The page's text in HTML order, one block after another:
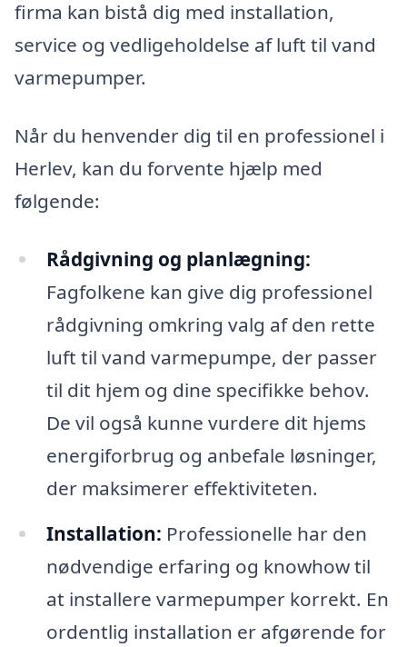
firma kan bistå dig med installation,
service og vedligeholdelse af luft til vand
varmepumper.
Når du henvender dig til en professionel i
Herlev, kan du forvente hjælp med
følgende:
Rådgivning og planlægning:
Fagfolkene kan give dig professionel
rådgivning omkring valg af den rette
luft til vand varmepumpe, der passer
til dit hjem og dine specifikke behov.
De vil også kunne vurdere dit hjems
energiforbrug og anbefale løsninger,
der maksimerer effektiviteten.
Installation: Professionelle har den
nødvendige erfaring og knowhow til
at installere varmepumper korrekt. En
ordentlig installation er afgørende for